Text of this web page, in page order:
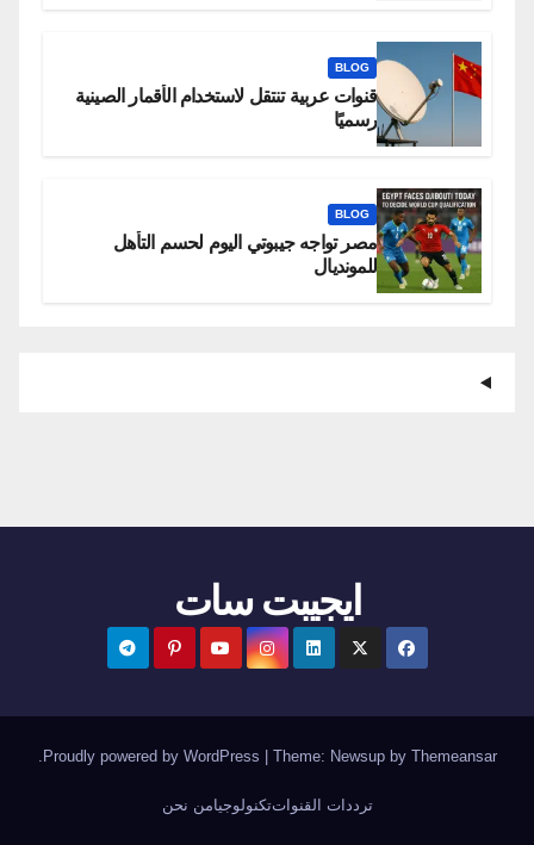
BLOG
قنوات عربية تنتقل لاستخدام الأقمار الصينية
رسميًا
BLOG
مصر تواجه جيبوتي اليوم لحسم التأهل
للمونديال
ايجيبت سات
Proudly powered by WordPress Theme: Newsupby Themeansar
.
ترددات القنواتتكنولوجيامن نحن